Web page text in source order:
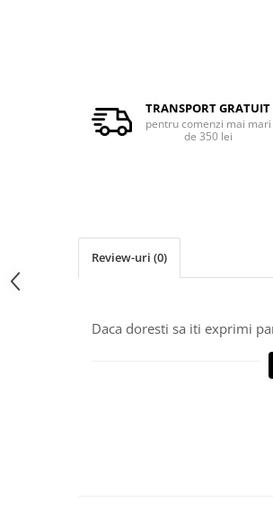
TRANSPORT GRATUIT
pentru comenzi mai mari
de 350 lei
Review-uri (0)
Daca doresti sa iti exprimi